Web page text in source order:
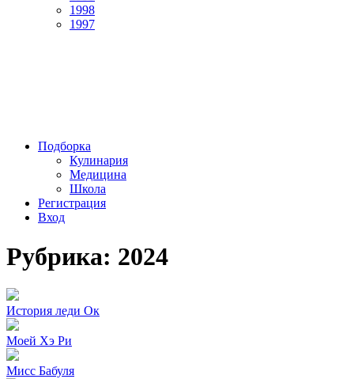
1998
1997
Подборка
Кулинария
Медицина
Школа
Регистрация
Вход
Рубрика: 2024
История леди Ок
Моей Хэ Ри
Мисс Бабуля